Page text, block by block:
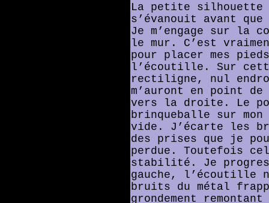
La petite
s’évanouit avant
Je m’engage sur la
le mur. C’est
pour placer mes
l’écoutille. Sur
rectiligne, nul
m’auront en point de
vers la droite. Le
brinqueballe sur
vide. J’écarte les
des prises que je
perdue. Toutefois
stabilité. Je
gauche, l’écoutille
bruits du métal
grondement